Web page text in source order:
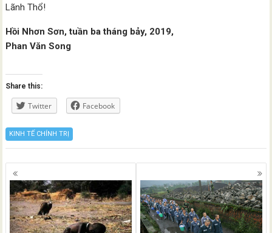
Lãnh Thổ!
Hồi Nhơn Sơn, tuần ba tháng bảy, 2019,
Phan Văn Song
Share this:
Twitter Facebook
KINH TẾ CHÍNH TRỊ
Posts
navigation